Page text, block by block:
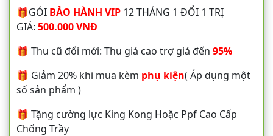
🎁GÓI BẢO HÀNH VIP 12 THÁNG 1 ĐỔI 1 TRỊ
GIÁ: 500.000 VNĐ
🎁 Thu cũ đổi mới: Thu giá cao trợ giá đến 95%
🎁 Giảm 20% khi mua kèm phụ kiện( Áp dụng một
số sản phẩm )
🎁 Tặng cường lực King Kong Hoặc Ppf Cao Cấp
Chống Trầy